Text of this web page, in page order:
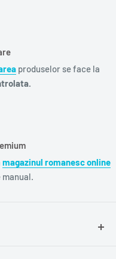
produselor se face la
magazinul romanesc online